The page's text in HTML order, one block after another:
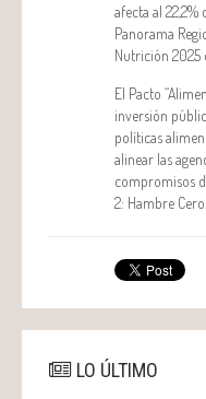
afecta al 22,2%
Panorama
Nutrición 2025
El Pacto
inversión
políticas
alinear las
compromisos
2: Hambre Cero.
LO ÚLTIMO